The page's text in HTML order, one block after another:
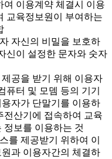
여 이용계약 체결시 이용
교육정보원이 부여하는
자신의 비밀을 보호하
신이 설정한 문자와 숫자
공을 받기 위해 이용자
퓨터 및 모뎀 등의 기기
자가 단말기를 이용하
전산기에 접속하여 교육
정보를 이용하는 것
를 제공받기 위하여 이
과 이용자간의 체결하